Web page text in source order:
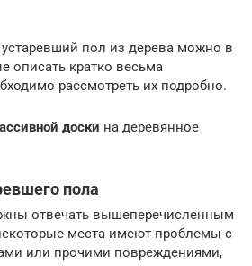
пол из дерева можно в
описать кратко весьма
рассмотреть их подробно.
доски на деревянное
пола
отвечать вышеперечисленным
места имеют проблемы с
или прочими повреждениями,